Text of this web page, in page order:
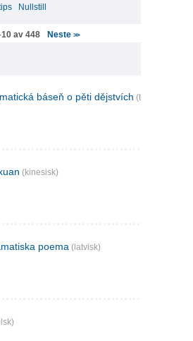
Nullstill
av 448 Neste >>
báseň o pěti dějstvích (tsjekkisk)
(kinesisk)
poema (latvisk)